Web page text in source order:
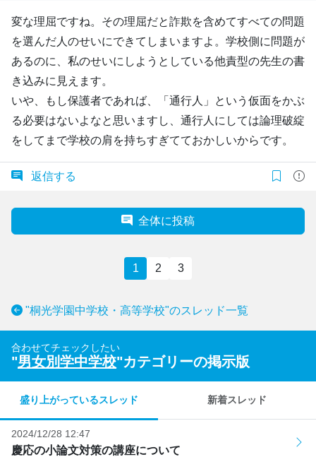
変な理屈ですね。その理屈だと詐欺を含めてすべての問題
を選んだ人のせいにできてしまいますよ。学校側に問題が
あるのに、私のせいにしようとしている他責型の先生の書
き込みに見えます。
いや、もし保護者であれば、「通行人」という仮面をかぶ
る必要はないよなと思いますし、通行人にしては論理破綻
をしてまで学校の肩を持ちすぎてておかしいからです。
返信する
全体に投稿
1 2 3
"桐光学園中学校・高等学校"のスレッド一覧
合わせてチェックしたい
"男女別学中学校"カテゴリーの掲示版
盛り上がっているスレッド 新着スレッド
2024/12/28 12:47
慶応の小論文対策の講座について